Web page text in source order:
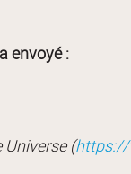
envoyé :
(https://